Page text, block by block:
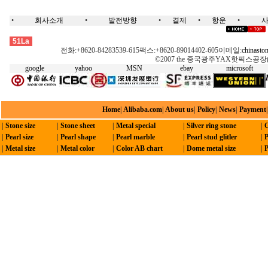
• 회사소개 • 발전방향 • 결제 • 항운 •
51La
전화:+8620-84283539-615팩스:+8620-89014402-605이메일:
©2007 the 중국광주YAX핫픽스공
google
yahoo MSN ebay microsoft
Home Alibaba.com About us Policy News Payment
Stone size Stone sheet Metal special Silver ring stone
Pearl size Pearl shape Pearl marble Pearl stud glitler
Metal size Metal color Color AB chart Dome metal size